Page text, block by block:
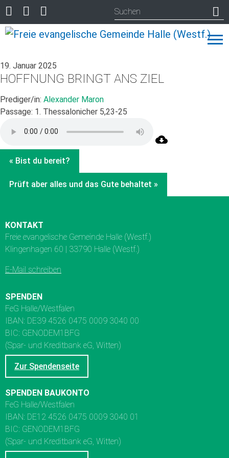
19. Januar 2025
HOFFNUNG BRINGT ANS ZIEL
Prediger/in: Alexander Maron
Passage: 1. Thessalonicher 5,23-25
« Bist du bereit?
Prüft aber alles und das Gute behaltet »
KONTAKT
Freie evangelische Gemeinde Halle (Westf.)
Klingenhagen 60 | 33790 Halle (Westf.)
E-Mail schreiben
SPENDEN
FeG Halle/Westfalen
IBAN: DE39 4526 0475 0009 3040 00
BIC: GENODEM1BFG
(Spar- und Kreditbank eG, Witten)
Zur Spendenseite
SPENDEN BAUKONTO
FeG Halle/Westfalen
IBAN: DE12 4526 0475 0009 3040 01
BIC: GENODEM1BFG
(Spar- und Kreditbank eG, Witten)